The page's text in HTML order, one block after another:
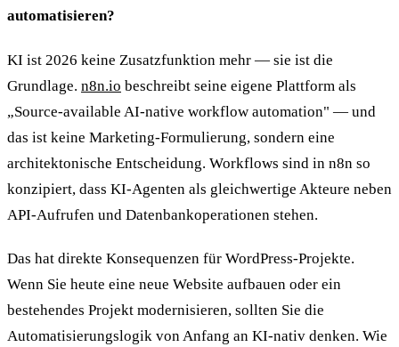
automatisieren?
KI ist 2026 keine Zusatzfunktion mehr — sie ist die
Grundlage. n8n.io beschreibt seine eigene Plattform als
„Source-available AI-native workflow automation" — und
das ist keine Marketing-Formulierung, sondern eine
architektonische Entscheidung. Workflows sind in n8n so
konzipiert, dass KI-Agenten als gleichwertige Akteure neben
API-Aufrufen und Datenbankoperationen stehen.
Das hat direkte Konsequenzen für WordPress-Projekte.
Wenn Sie heute eine neue Website aufbauen oder ein
bestehendes Projekt modernisieren, sollten Sie die
Automatisierungslogik von Anfang an KI-nativ denken. Wie